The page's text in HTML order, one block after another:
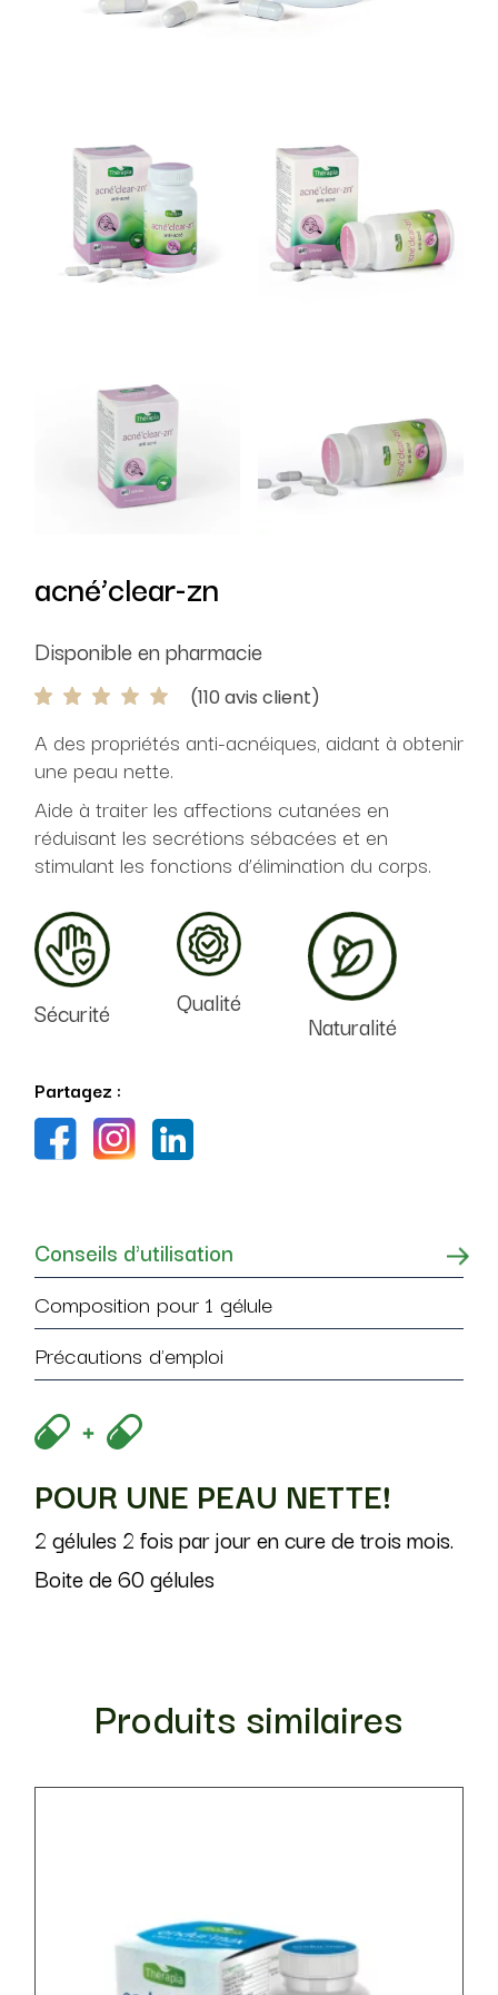
acné’clear-zn
Disponible en pharmacie
(110 avis client)
A des propriétés anti-acnéiques, aidant à obtenir
une peau nette.
Aide à traiter les affections cutanées en
réduisant les secrétions sébacées et en
stimulant les fonctions d’élimination du corps.
Sécurité Qualité
Naturalité
Partagez :
Conseils d'utilisation
Composition pour 1 gélule
Précautions d'emploi
POUR UNE PEAU NETTE!
2 gélules 2 fois par jour en cure de trois mois.
Boite de 60 gélules
Produits similaires